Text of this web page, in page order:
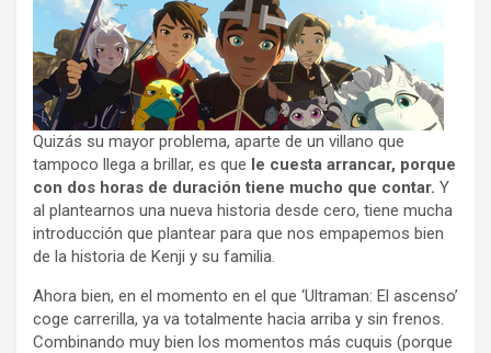
Quizás su mayor problema, aparte de un villano que
tampoco llega a brillar, es que le cuesta arrancar, porque
con dos horas de duración tiene mucho que contar. Y
al plantearnos una nueva historia desde cero, tiene mucha
introducción que plantear para que nos empapemos bien
de la historia de Kenji y su familia.
Ahora bien, en el momento en el que ‘Ultraman: El ascenso’
coge carrerilla, ya va totalmente hacia arriba y sin frenos.
Combinando muy bien los momentos más cuquis (porque